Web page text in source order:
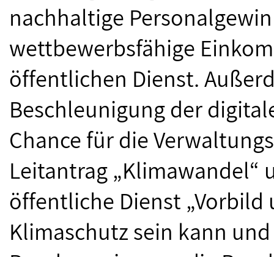
nachhaltige
wettbewerbsfähige
öffentlichen Dienst.
Beschleunigung der
Chance für die
Leitantrag „Klimawandel“
öffentliche Dienst
Klimaschutz sein kann